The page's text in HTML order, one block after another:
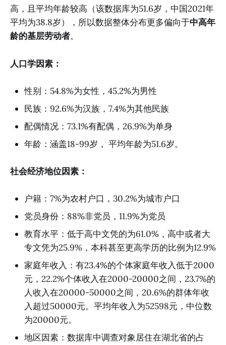
高，且平均年龄较高（该数据库为51.6岁，中国2021年
平均为38.8岁），所以数据整体分布更多偏向于中高年
龄的基层劳动者。
人口学因素：
性别：54.8%为女性，45.2%为男性
民族：92.6%为汉族，7.4%为其他民族
配偶情况：73.1%有配偶，26.9%为单身
年龄：涵盖18-99岁， 平均年龄为51.6岁。
社会经济地位因素：
户籍：7%为农村户口，30.2%为城市户口
党员身份：88%非党员，11.9%为党员
教育水平：低于高中文凭的为61.0%，高中或者大
专文凭为25.9%，本科甚至更高学历的比例为12.9%
家庭年收入：有23.4%的个体家庭年收入低于2000
元，22.2%个体收入在2000-20000之间，23.7%的
人收入在20000-50000之间，20.6%的群体年收
入超过50000元。平均年收入为52598元，中位数
为20000元。
地区因素：数据库中调查对象居住在湖北省的占